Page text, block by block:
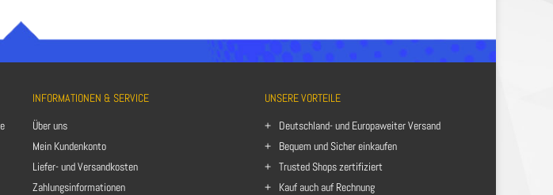
INFORMATIONEN & SERVICE
Über uns
Mein Kundenkonto
Liefer- und Versandkosten
Zahlungsinformationen
UNSERE VORTEILE
Deutschland- und Europaweiter Versand
Bequem und Sicher einkaufen
Trusted Shops zertifiziert
Kauf auch auf Rechnung